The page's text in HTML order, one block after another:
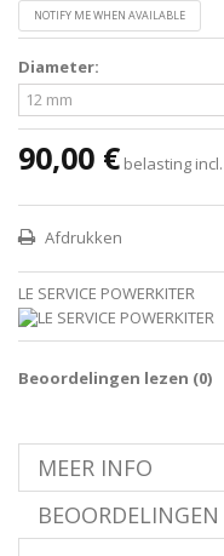
NOTIFY ME WHEN AVAILABLE
Diameter:
90,00 € belasting incl.
Afdrukken
LE SERVICE POWERKITER
Beoordelingen lezen (0)
MEER INFO
BEOORDELINGEN